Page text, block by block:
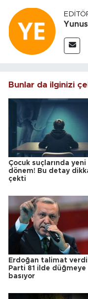
Bunlar da ilginizi
Çocuk suçlarında yeni
dönem! Bu detay
çekti
Erdoğan talimat
Parti 81 ilde düğmeye
basıyor